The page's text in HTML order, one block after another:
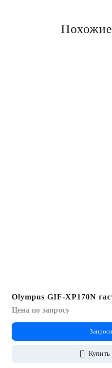
Olympus GIF-XP170N
Цена по запросу
Купить